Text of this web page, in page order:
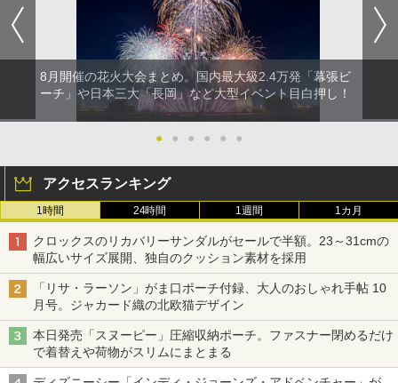
8月開催の花火大会まとめ。国内最大級2.4万発「幕張ビ
ーチ」や日本三大「長岡」など大型イベント目白押し！
● ● ● ● ● ●
アクセスランキング
1時間 24時間 1週間 1カ月
クロックスのリカバリーサンダルがセールで半額。23～31cmの
幅広いサイズ展開、独自のクッション素材を採用
「リサ・ラーソン」がま口ポーチ付録、大人のおしゃれ手帖 10
月号。ジャカード織の北欧猫デザイン
本日発売「スヌーピー」圧縮収納ポーチ。ファスナー閉めるだけ
で着替えや荷物がスリムにまとまる